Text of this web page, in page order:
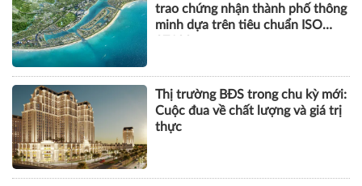
trao chứng nhận thành phố thông
minh dựa trên tiêu chuẩn ISO
Thị trường BĐS trong chu kỳ mới:
Cuộc đua về chất lượng và giá trị
thực